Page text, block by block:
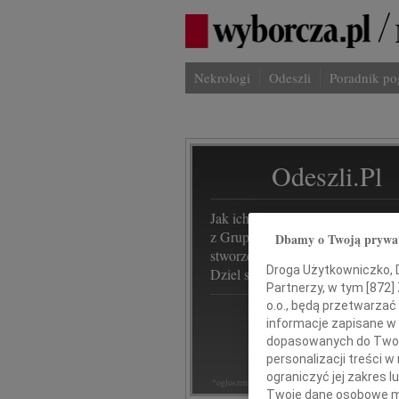
Nekrologi Odeszli Poradnik
Odeszli.pl
Jak ich zapamiętaliśmy/ Serwis
z Grupy Wyborcza, to możliwość
stworzenia unikalnego
Dziel się nim z rodziną i
*ogłoszenie
Dbamy o Twoją
Droga Użytkowniczko,
Partnerzy, w tym [ 872
o.o., będą
informacje zapisane
dopasowanych do
personalizacji treści w
ograniczyć jej zakres
Twoje dane osobowe